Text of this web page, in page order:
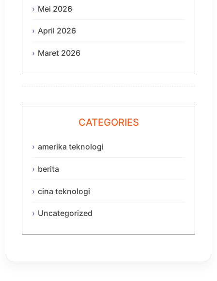
Mei 2026
April 2026
Maret 2026
CATEGORIES
amerika teknologi
berita
cina teknologi
Uncategorized